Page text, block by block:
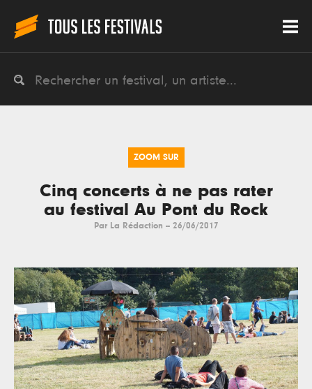
ZOOM SUR
Cinq concerts à ne pas rater
au festival Au Pont du Rock
Par La Rédaction -- 26/06/2017